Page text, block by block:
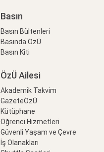
Basın
Basın Bültenleri
Basında ÖzÜ
Basın Kiti
ÖzÜ Ailesi
Akademik Takvim
GazeteÖzÜ
Kütüphane
Öğrenci Hizmetleri
Güvenli Yaşam ve Çevre
İş Olanakları